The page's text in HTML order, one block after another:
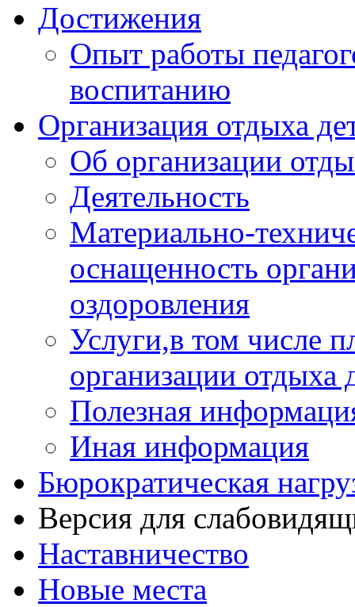
Достижения
Опыт работы
воспитанию
Организация отдыха
Об организации
Деятельность
Материально-
оснащенность
оздоровления
Услуги,в том числе
организации отдыха
Полезная
Иная информация
Бюрократическая
Версия для
Наставничество
Новые места